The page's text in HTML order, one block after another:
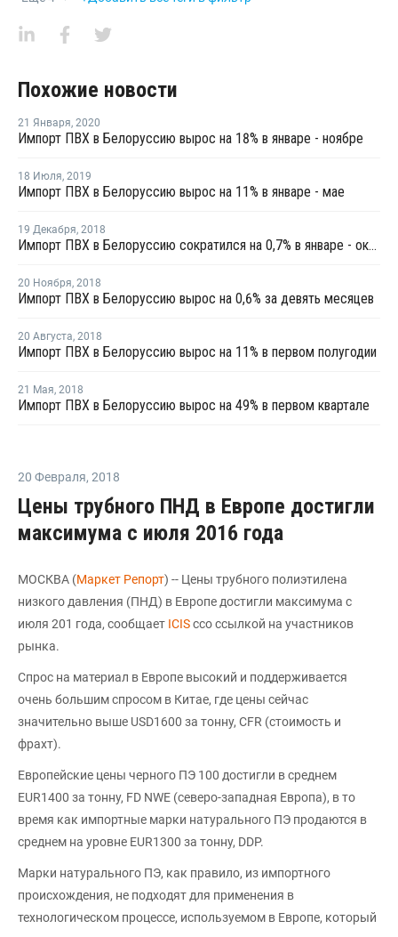
Похожие новости
21 Января, 2020
Импорт ПВХ в Белоруссию вырос на 18% в январе - ноябре
18 Июля, 2019
Импорт ПВХ в Белоруссию вырос на 11% в январе - мае
19 Декабря, 2018
Импорт ПВХ в Белоруссию сократился на 0,7% в январе - октябре
20 Ноября, 2018
Импорт ПВХ в Белоруссию вырос на 0,6% за девять месяцев
20 Августа, 2018
Импорт ПВХ в Белоруссию вырос на 11% в первом полугодии
21 Мая, 2018
Импорт ПВХ в Белоруссию вырос на 49% в первом квартале
20 Февраля, 2018
Цены трубного ПНД в Европе достигли
максимума с июля 2016 года
МОСКВА (Маркет Репорт) -- Цены трубного полиэтилена
низкого давления (ПНД) в Европе достигли максимума с
июля 201 года, сообщает ICIScсо ссылкой на участников
рынка.
Спрос на материал в Европе высокий и поддерживается
очень большим спросом в Китае, где цены сейчас
значительно выше USD1600 за тонну, CFR (стоимость и
фрахт).
Европейские цены черного ПЭ 100 достигли в среднем
EUR1400 за тонну, FD NWE (северо-западная Европа), в то
время как импортные марки натурального ПЭ продаются в
среднем на уровне EUR1300 за тонну, DDP.
Марки натурального ПЭ, как правило, из импортного
происхождения, не подходят для применения в
технологическом процессе, используемом в Европе, который